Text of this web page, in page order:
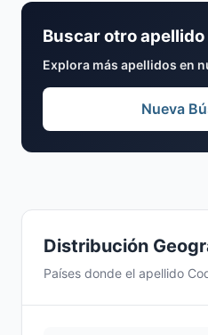
Distribución
Países donde el apellido
Buscar otro apellido
Explora más apellidos en
Nueva